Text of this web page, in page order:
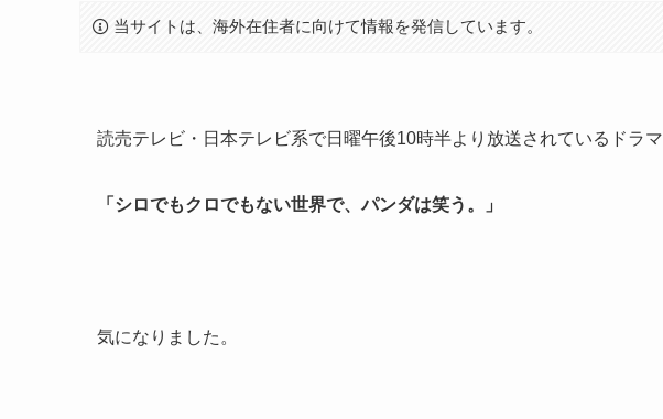
当サイトは、海外在住者に向けて情報を発信しています。
読売テレビ・日本テレビ系で日曜午後10時半より放送されているドラマ
「シロでもクロでもない世界で、パンダは笑う。」
気になりました。